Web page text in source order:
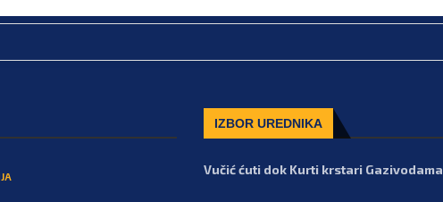
IZBOR UREDNIKA
Vučić ćuti dok Kurti krstari Gazivodama